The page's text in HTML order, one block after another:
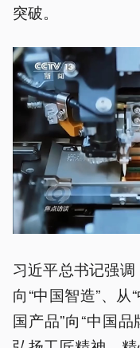
突破。
习近平总书记强调
向“中国智造”、从
国产品”向“中国